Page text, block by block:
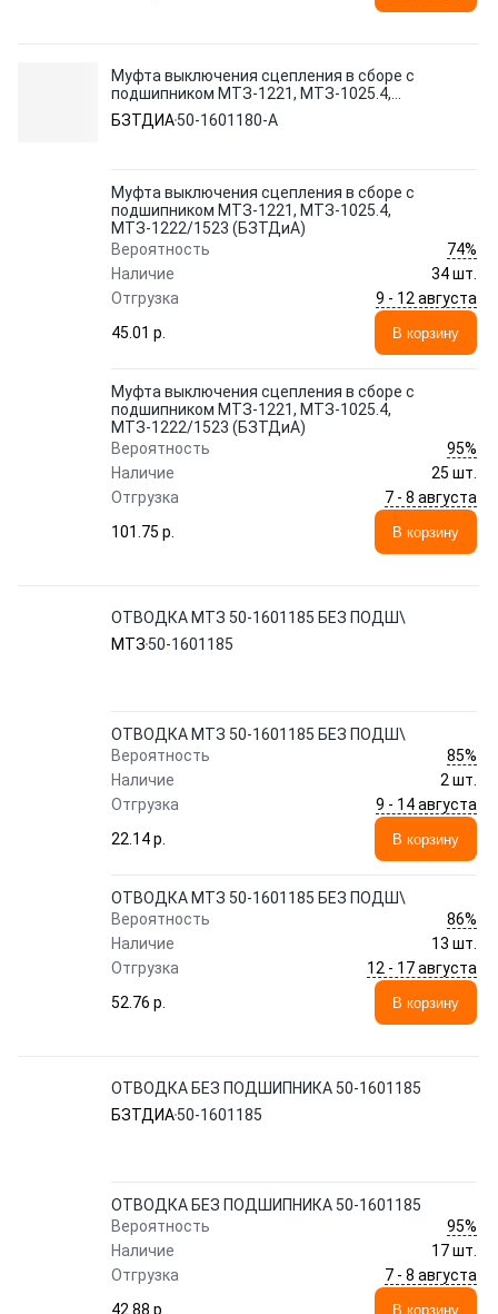
Муфта выключения сцепления в сборе с
подшипником МТЗ-1221, МТЗ-1025.4,
МТЗ-1222/1523 (БЗТДиА)
БЗТДИА50-1601180-А
Муфта выключения сцепления в сборе с
подшипником МТЗ-1221, МТЗ-1025.4,
МТЗ-1222/1523 (БЗТДиА)
Вероятность
74%
Наличие
34 шт.
Отгрузка
9 - 12 августа
45.01 p.
В корзину
Муфта выключения сцепления в сборе с
подшипником МТЗ-1221, МТЗ-1025.4,
МТЗ-1222/1523 (БЗТДиА)
Вероятность
95%
Наличие
25 шт.
Отгрузка
7 - 8 августа
101.75 p.
В корзину
ОТВОДКА МТЗ 50-1601185 БЕЗ ПОДШ\
МТЗ 50-1601185
ОТВОДКА МТЗ 50-1601185 БЕЗ ПОДШ\
Вероятность
85%
Наличие
2 шт.
Отгрузка
9 - 14 августа
22.14 p.
В корзину
ОТВОДКА МТЗ 50-1601185 БЕЗ ПОДШ\
Вероятность
86%
Наличие
13 шт.
Отгрузка
12 - 17 августа
52.76 p.
В корзину
ОТВОДКА БЕЗ ПОДШИПНИКА 50-1601185
БЗТДИА50-1601185
ОТВОДКА БЕЗ ПОДШИПНИКА 50-1601185
Вероятность
95%
Наличие
17 шт.
Отгрузка
7 - 8 августа
42.88 p.
В корзину